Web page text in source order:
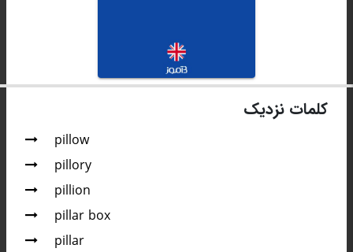
کلمات نزدیک
pillow
pillory
pillion
pillar box
pillar